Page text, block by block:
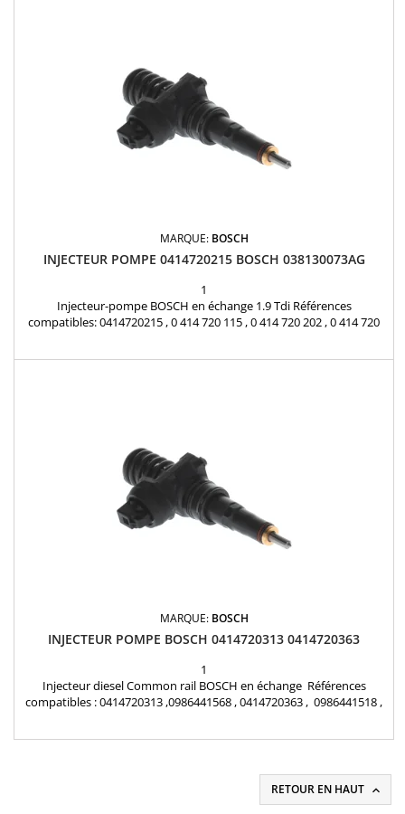
MARQUE: BOSCH
INJECTEUR POMPE 0414720215 BOSCH 038130073AG
1
Injecteur-pompe BOSCH en échange 1.9 Tdi Références
compatibles: 0414720215 , 0 414 720 115 , 0 414 720 202 , 0 414 720
MARQUE: BOSCH
INJECTEUR POMPE BOSCH 0414720313 0414720363
1
Injecteur diesel Common rail BOSCH en échange Références
compatibles : 0414720313 ,0986441568 , 0414720363 , 0986441518 ,
RETOUR EN HAUT 